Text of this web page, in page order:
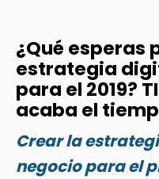
¿Qué esperas
estrategia
para el 2019?
acaba el
Crear la
negocio para el